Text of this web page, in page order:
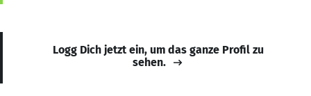
Logg Dich jetzt ein, um das ganze Profil zu
sehen.